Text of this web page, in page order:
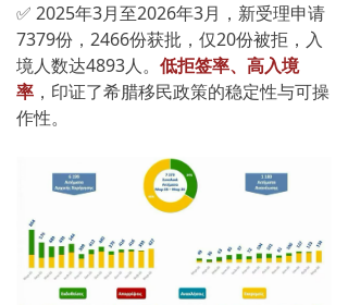
✅ 2025年3月至2026年3月，新受理申请
7379份，2466份获批，仅20份被拒，入
境人数达4893人。 低拒签率、高入境
率 ，印证了希腊移民政策的稳定性与可操
作性。